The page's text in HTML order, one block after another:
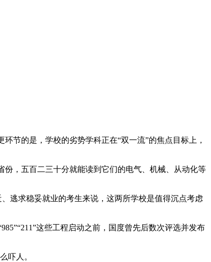
节的是，学校的劣势学科正在“双一流”的焦点目标上，
，五百二三十分就能读到它们的电气、机械、从动化等
逃求稳妥就业的考生来说，这两所学校是值得沉点考虑
这些工程启动之前，国度曾先后数次评选并发布
吓人。